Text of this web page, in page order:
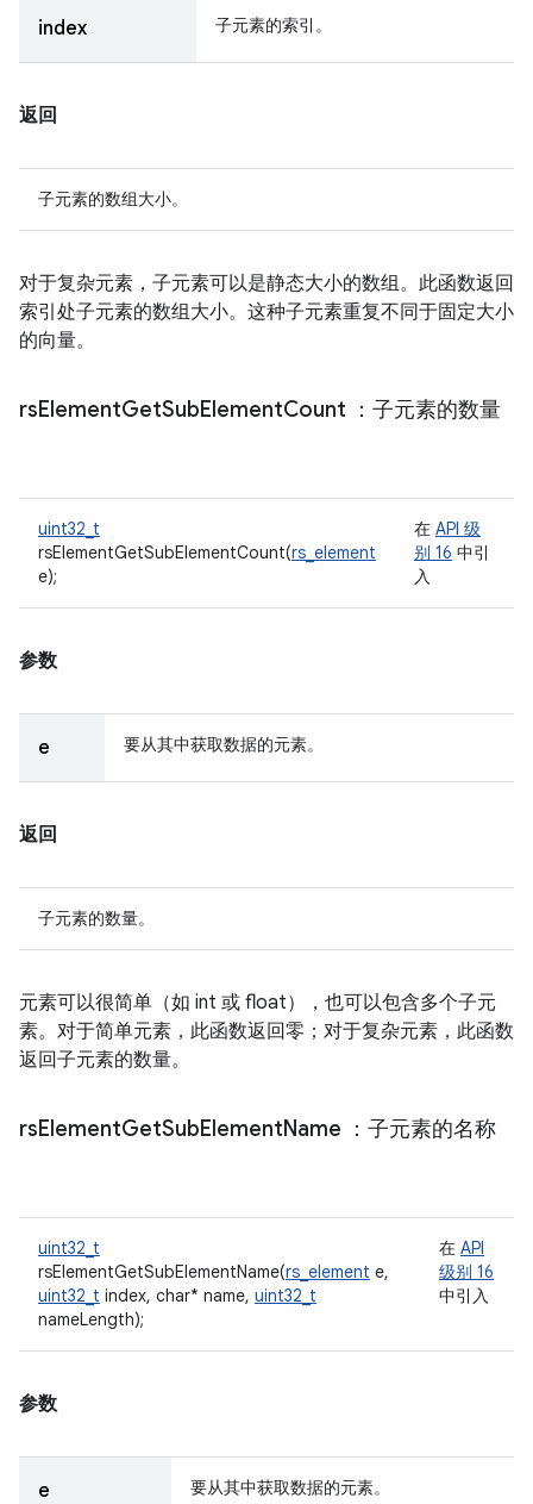
index 子元素的索引。
返回
子元素的数组大小。
对于复杂元素，子元素可以是静态大小的数组。此函数返回
索引处子元素的数组大小。这种子元素重复不同于固定大小
的向量。
rsElementGetSubElementCount ：子元素的数量
uint32_t
rsElementGetSubElementCount(rs_element
e);
在 API 级
别 16 中引
入
参数
e 要从其中获取数据的元素。
返回
子元素的数量。
元素可以很简单（如 int 或 float），也可以包含多个子元
素。对于简单元素，此函数返回零；对于复杂元素，此函数
返回子元素的数量。
rsElementGetSubElementName ：子元素的名称
uint32_t
rsElementGetSubElementName(rs_element e,
uint32_t index, char* name, uint32_t
nameLength);
在 API
级别 16
中引入
参数
e 要从其中获取数据的元素。